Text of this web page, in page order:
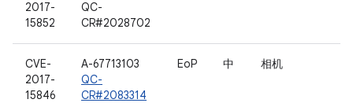
2017-
15852
QC-
CR#2028702
CVE-
2017-
15846
A-67713103
QC-
CR#2083314
EoP 中 相机